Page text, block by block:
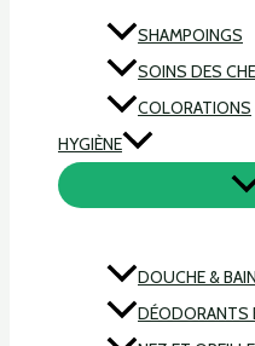
SHAMPOINGS
SOINS DES
COLORATIONS
HYGIÈNE
DOUCHE & BAIN
DÉODORANTS